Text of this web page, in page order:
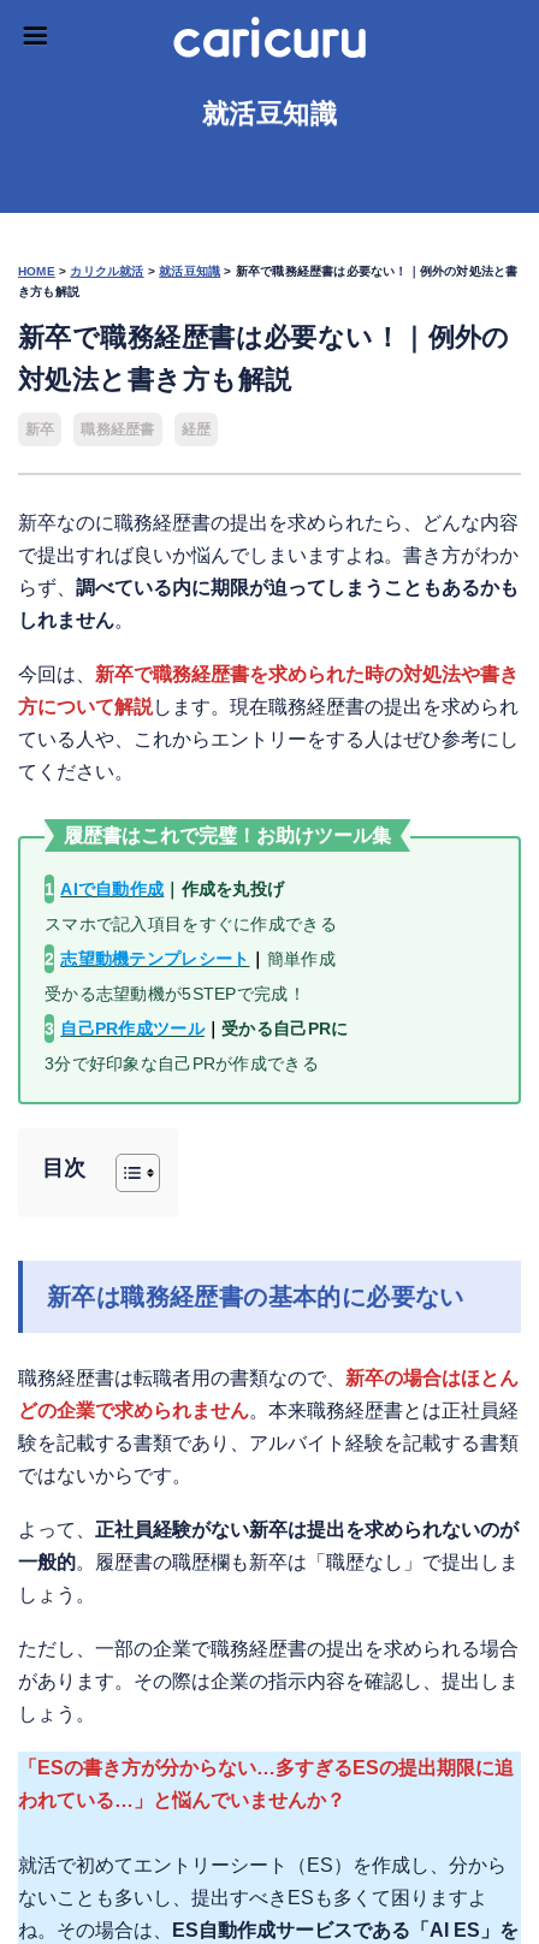
就活豆知識
HOME > カリクル就活 >就活豆知識 > 新卒で職務経歴書は必要ない！｜例外の対処法と書
き方も解説
新卒で職務経歴書は必要ない！｜例外の
対処法と書き方も解説
新卒 職務経歴書 経歴
新卒なのに職務経歴書の提出を求められたら、どんな内容
で提出すれば良いか悩んでしまいますよね。書き方がわか
らず、 調べている内に期限が迫ってしまうこともあるかも
しれません。
今回は、 新卒で職務経歴書を求められた時の対処法や書き
方について解説します。現在職務経歴書の提出を求められ
ている人や、これからエントリーをする人はぜひ参考にし
てください。
履歴書はこれで完璧！お助けツール集
1 AIで自動作成
作成を丸投げ
スマホで記入項目をすぐに作成できる
2 志望動機テンプレシート
簡単作成
受かる志望動機が5STEPで完成！
3 自己PR作成ツール｜受かる自己PRに
3分で好印象な自己PRが作成できる
目次
新卒は職務経歴書の基本的に必要ない
職務経歴書は転職者用の書類なので、 新卒の場合はほとん
どの企業で求められません。本来職務経歴書とは正社員経
験を記載する書類であり、アルバイト経験を記載する書類
ではないからです。
よって、 正社員経験がない新卒は提出を求められないのが
一般的。履歴書の職歴欄も新卒は「職歴なし」で提出しま
しょう。
ただし、一部の企業で職務経歴書の提出を求められる場合
があります。その際は企業の指示内容を確認し、提出しま
しょう。
「ESの書き方が分からない…多すぎるESの提出期限に追
われている…」と悩んでいませんか？
就活で初めてエントリーシート（ES）を作成し、分から
ないことも多いし、提出すべきESも多くて困りますよ
ね。その場合は、
ES自動作成サービスである「AI ES」を